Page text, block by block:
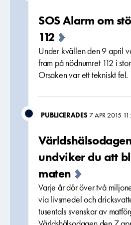
SOS Alarm om
112
Under kvällen den 9 april
fram på nödnumret 112 i
Orsaken var ett tekniskt fel.
PUBLICERADES 7 APR 2015
undviker du att
maten
Varje år dör över två
via livsmedel och
tusentals svenskar av